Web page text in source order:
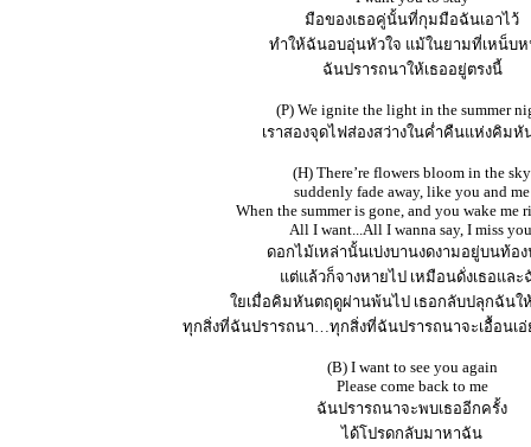
มือของเธอคู่นั้นที่กุมมือฉันเอาไว้
ทำให้ฉันอบอุ่นหัวใจ แม้ในยามที่เหน็บห
ฉันปรารถนาให้เธออยู่ตรงนี้
(P) We ignite the light in the summer
เราสองจุดไฟส่องสว่างในค่ำคืนแห่งคิมหั
(H) There’re flowers bloom in the sky
suddenly fade away, like you and me
When the summer is gone, and you wake me
All I want...All I wanna say, I miss
ดอกไม้เหล่านั้นเบ่งบานงดงามอยู่บนท้อ
แต่แล้วก็จางหายไป เหมือนดั่งเธอและ
ใยเมื่อคิมหันตฤดูผ่านพ้นไป เธอกลับปลุกฉัน
ทุกสิ่งที่ฉันปรารถนา…ทุกสิ่งที่ฉันปรารถนาจะเอื้อนเ
(B) I want to see you again
Please come back to me
ฉันปรารถนาจะพบเธออีกครั้ง
ได้โปรดกลับมาหาฉัน